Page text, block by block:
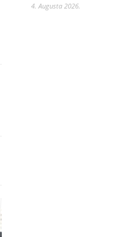
4. Augusta 2026.